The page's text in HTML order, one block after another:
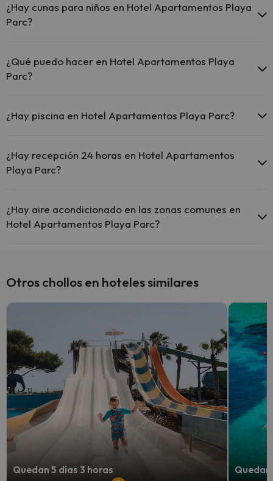
¿Hay cunas para niños en Hotel Apartamentos Playa
Parc?
hotel (solicítalo antes de iniciar tu viaje).
¿Qué puedo hacer en Hotel Apartamentos Playa
Parc?
actividades (algunas pueden ser de pago).
¿Hay piscina en Hotel Apartamentos Playa Parc?
ser de pago) Aquí tienes más info sobre la piscina y otras
instalaciones.
¿Hay recepción 24 horas en Hotel Apartamentos
Playa Parc?
¿Hay aire acondicionado en las zonas comunes en
Hotel Apartamentos Playa Parc?
Otros chollos en hoteles similares
Quedan 5 días 3 horas Quedan